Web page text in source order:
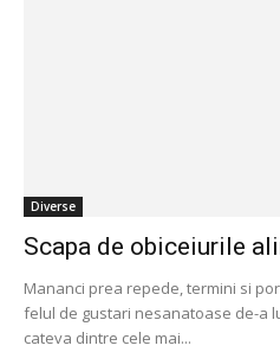
Diverse
Scapa de obiceiurile
Mananci prea repede, termini si
felul de gustari nesanatoase de-a
cateva dintre cele mai...